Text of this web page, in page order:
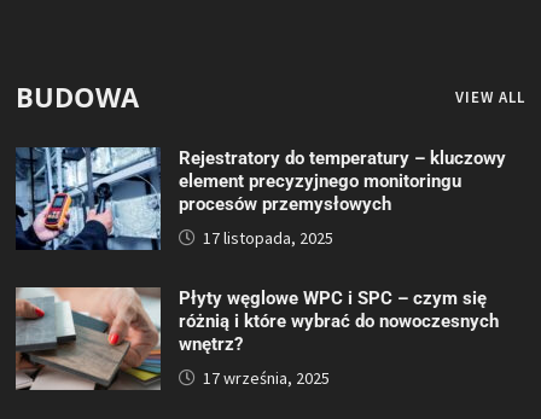
BUDOWA VIEW ALL
Rejestratory do temperatury – kluczowy
element precyzyjnego monitoringu
procesów przemysłowych
17 listopada, 2025
Płyty węglowe WPC i SPC – czym się
różnią i które wybrać do nowoczesnych
wnętrz?
17 września, 2025